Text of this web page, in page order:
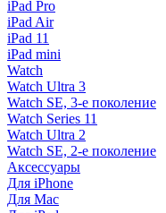
iPad Pro
iPad Air
iPad 11
iPad mini
Watch
Watch Ultra 3
Watch SE, 3-е поколение
Watch Series 11
Watch Ultra 2
Watch SE, 2-е поколение
Аксессуары
Для iPhone
Для Mac